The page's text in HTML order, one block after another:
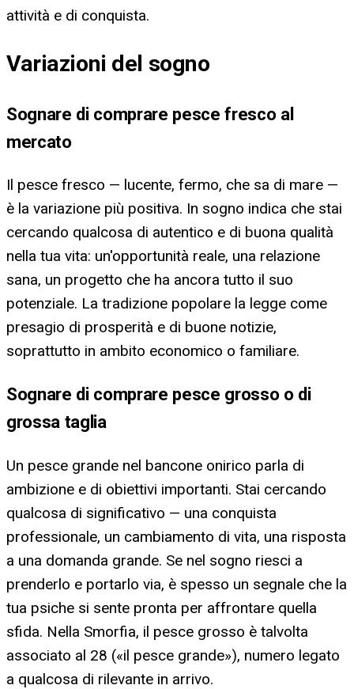
attività e di conquista.
Variazioni del sogno
Sognare di comprare pesce fresco al
mercato
Il pesce fresco — lucente, fermo, che sa di mare —
è la variazione più positiva. In sogno indica che stai
cercando qualcosa di autentico e di buona qualità
nella tua vita: un'opportunità reale, una relazione
sana, un progetto che ha ancora tutto il suo
potenziale. La tradizione popolare la legge come
presagio di prosperità e di buone notizie,
soprattutto in ambito economico o familiare.
Sognare di comprare pesce grosso o di
grossa taglia
Un pesce grande nel bancone onirico parla di
ambizione e di obiettivi importanti. Stai cercando
qualcosa di significativo — una conquista
professionale, un cambiamento di vita, una risposta
a una domanda grande. Se nel sogno riesci a
prenderlo e portarlo via, è spesso un segnale che la
tua psiche si sente pronta per affrontare quella
sfida. Nella Smorfia, il pesce grosso è talvolta
associato al 28 («il pesce grande»), numero legato
a qualcosa di rilevante in arrivo.